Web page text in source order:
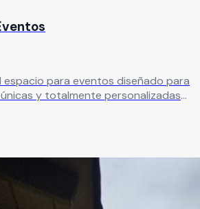
espacio para eventos diseñado para
y totalmente personalizadas
este recinto es ideal para
graduaciones, eventos
sociales, ofreciendo un entorno
a diferentes estilos y necesidades.